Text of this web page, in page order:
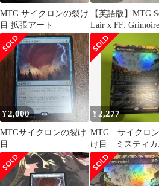
MTG サイクロンの裂け
目 拡張アート
【英語版】MTG
Lair x FF:
¥2,000
MTGサイクロンの裂け
目
¥ 2,277
MTG サイクロ
け目 ミスティカ
ーカイブfoil